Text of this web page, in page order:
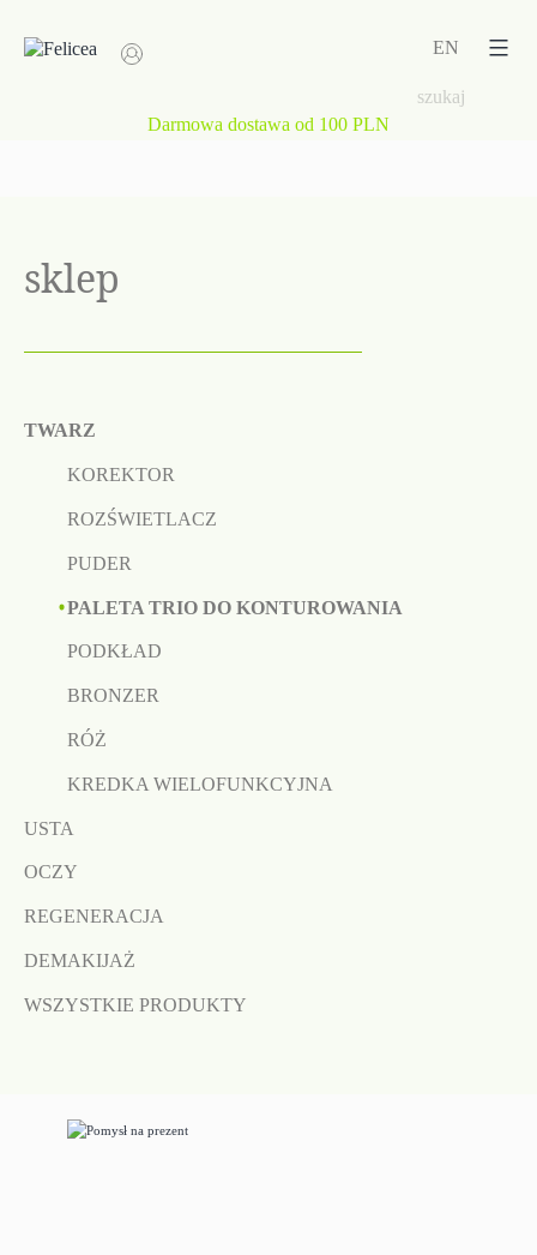
treści
EN
Darmowa dostawa od 100 PLN
sklep
TWARZ
KOREKTOR
ROZŚWIETLACZ
PUDER
PALETA TRIO DO KONTUROWANIA
PODKŁAD
BRONZER
RÓŻ
KREDKA WIELOFUNKCYJNA
USTA
OCZY
REGENERACJA
DEMAKIJAŻ
WSZYSTKIE PRODUKTY